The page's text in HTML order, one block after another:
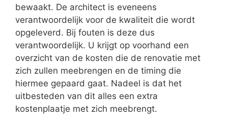
bewaakt. De architect is eveneens
verantwoordelijk voor de kwaliteit die wordt
opgeleverd. Bij fouten is deze dus
verantwoordelijk. U krijgt op voorhand een
overzicht van de kosten die de renovatie met
zich zullen meebrengen en de timing die
hiermee gepaard gaat. Nadeel is dat het
uitbesteden van dit alles een extra
kostenplaatje met zich meebrengt.